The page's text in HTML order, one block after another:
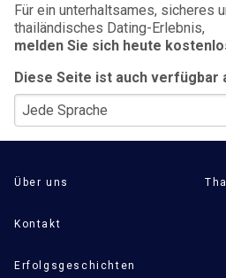
Für ein unterhaltsames, sicheres
thailändisches Dating-Erlebnis,
melden Sie sich heute
Diese Seite ist auch verfügbar
Über uns
Kontakt
Erfolgsgeschichten